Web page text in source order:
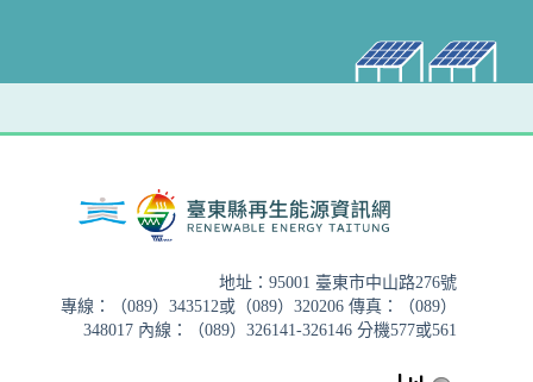
地址：95001 臺東市中山路276號
專線：（089）343512或（089）320206 傳真：（089）
348017 內線：（089）326141-326146 分機577或561